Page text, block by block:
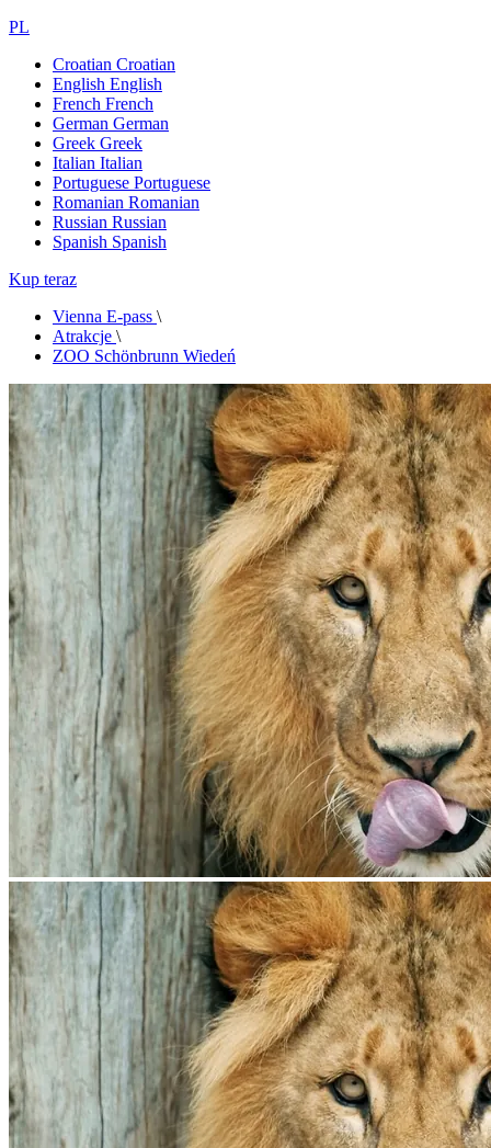
PL
Croatian Croatian
English English
French French
German German
Greek Greek
Italian Italian
Portuguese Portuguese
Romanian Romanian
Russian Russian
Spanish Spanish
Kup teraz
Vienna E-pass \
Atrakcje \
ZOO Schönbrunn Wiedeń